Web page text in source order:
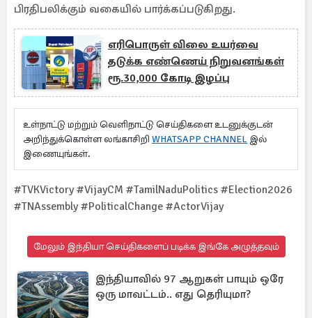
பிரதிபலிக்கும் வகையில் பார்க்கப்படுகிறது.
எரிபொருள் விலை உயர்வை
தடுக்க எண்ணெய் நிறுவனங்கள்
ரூ.30,000 கோடி இழப்பு
உள்நாட்டு மற்றும் வெளிநாட்டு செய்திகளை உடனுக்குடன்
அறிந்துக்கொள்ள லங்காசிறி WHATSAPP CHANNEL இல்
இணையுங்கள்.
#TVKVictory #VijayCM #TamilNaduPolitics #Election2026
#TNAssembly #PoliticalChange #ActorVijay
மேலும் இந்தியா செய்திகளைப் படிக்க இங்கே அழுத்தவும்
இந்தியாவில் 97 ஆறுகள் பாயும் ஒரே
ஒரு மாவட்டம்.. எது தெரியுமா?